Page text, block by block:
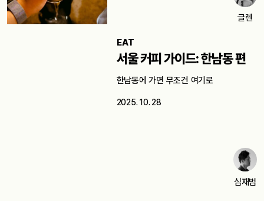
글렌
EAT
서울 커피 가이드: 한남동 편
한남동에 가면 무조건 여기로
2025. 10. 28
심재범